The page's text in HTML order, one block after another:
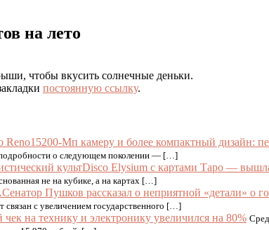
на лето
чтобы вкусить солнечные деньки.
постоянную ссылку.
200-Мп камеру и более компактный дизайн:
подробности о следующем поколении — […]
Disco Elysium с картами Таро —
не на кубике, а на картах […]
Сенатор Пушков рассказал о неприятной «детали» о
с увеличением государственного […]
на технику и электронику увеличился на 80%